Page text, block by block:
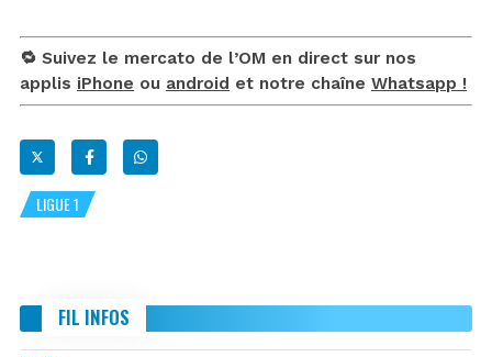
🔁 Suivez le mercato de l’OM en direct sur nos
applis iPhone ou android et notre chaîne Whatsapp !
LIGUE 1
FIL INFOS